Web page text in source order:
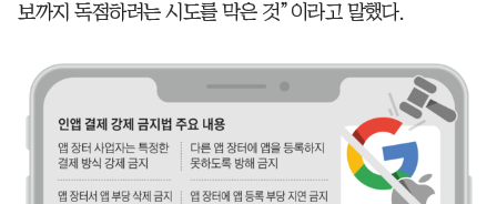
보까지 독점하려는 시도를 막은 것”이라고 말했다.